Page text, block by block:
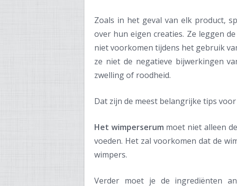
Zoals in het geval van elk product,
over hun eigen creaties. Ze leggen
niet voorkomen tijdens het gebruik
ze niet de negatieve bijwerkingen
zwelling of roodheid.
Dat zijn de meest belangrijke tips
Het wimperserum moet niet alleen
voeden. Het zal voorkomen dat de
wimpers.
Verder moet je de ingrediënten